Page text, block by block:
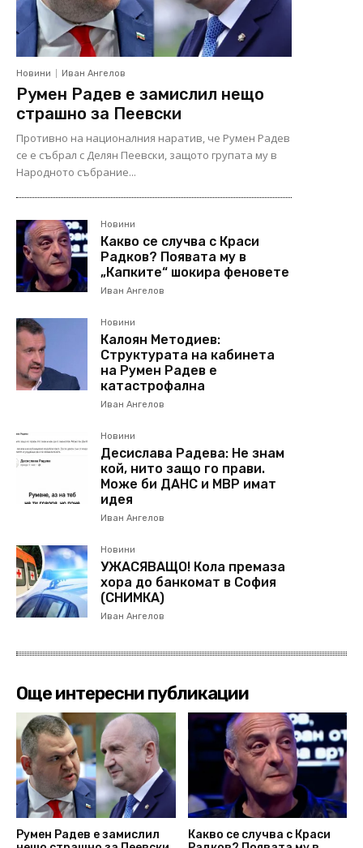
Новини Иван Ангелов
Румен Радев е замислил нещо
страшно за Пеевски
Противно на националния наратив, че Румен Радев
се е събрал с Делян Пеевски, защото групата му в
Народното събрание...
Новини
Какво се случва с Краси
Радков? Появата му в
„Капките“ шокира феновете
Иван Ангелов
Новини
Калоян Методиев:
Структурата на кабинета
на Румен Радев е
катастрофална
Иван Ангелов
Новини
Десислава Радева: Не знам
кой, нито защо го прави.
Може би ДАНС и МВР имат
идея
Иван Ангелов
Новини
УЖАСЯВАЩО! Кола премаза
хора до банкомат в София
(СНИМКА)
Иван Ангелов
Още интересни публикации
Румен Радев е замислил
Какво се случва с Краси